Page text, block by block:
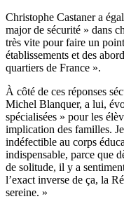
Christophe Castaner a
major de sécurité » dans
très vite pour faire un
établissements et des
quartiers de France ».
À côté de ces réponses
Michel Blanquer, a lui,
spécialisées » pour les
implication des familles.
indéfectible au corps
indispensable, parce que
de solitude, il y a
l’exact inverse de ça, la
sereine. »